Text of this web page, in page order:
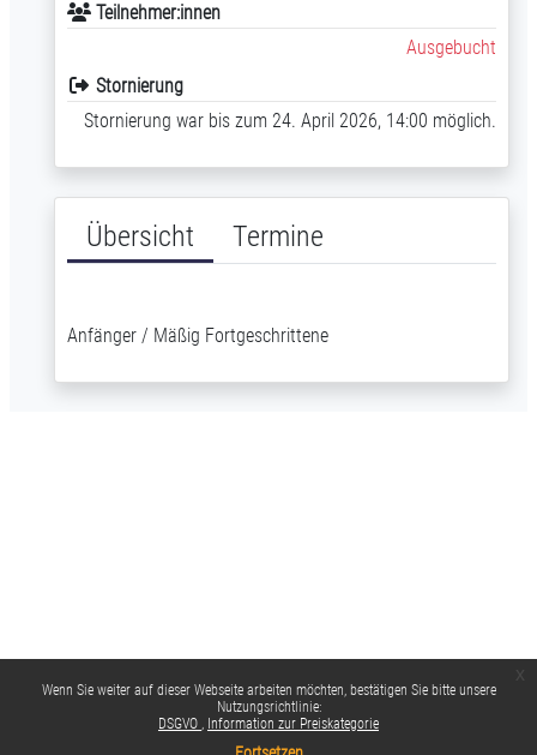
Wenn Sie weiter auf dieser Webseite arbeiten möchten, bestätigen Sie bitte unsere
Nutzungsrichtlinie:
DSGVO
Information zur Preiskategorie
Übersicht Termine
Anfänger / Mäßig Fortgeschrittene
Teilnehmer:innen
Ausgebucht
Stornierung
Stornierung war bis zum 24. April 2026, 14:00 möglich.